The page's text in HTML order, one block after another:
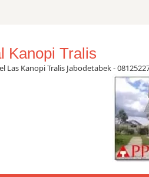
Kanopi Tralis
Las Kanopi Tralis Jabodetabek -